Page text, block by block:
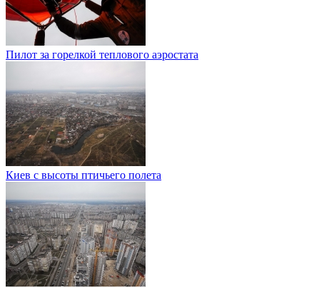
Пилот за горелкой теплового аэростата
Киев с высоты птичьего полета